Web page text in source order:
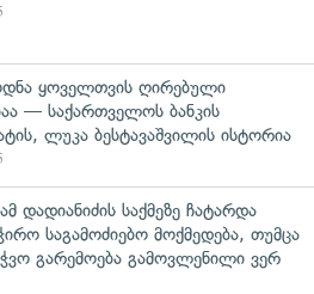
ყოველთვის ღირებული
— საქართველოს ბანკის
ლუკა ბესტავაშვილის ისტორია
დადიანიძის საქმეზე ჩატარდა
საგამოძიებო მოქმედება, თუმცა
გარემოება გამოვლენილი ვერ